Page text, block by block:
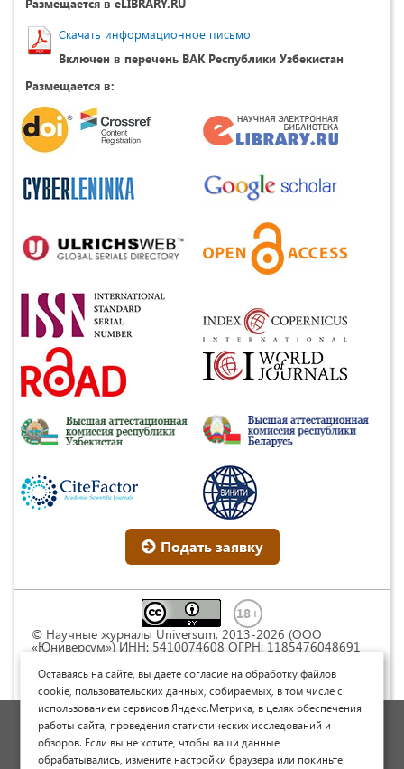
Скачать информационное письмо
Включен в перечень ВАК Республики Узбекистан
Размещается в:
Подать заявку
© Научные журналы Universum, 2013-2026 (ООО
«Юниверсум») ИНН: 5410074608 ОГРН: 1185476048691
Commons « Attribution» («Атрибуция») 4.0
Непортированная
Политика обработки персональных данных
Договор оферты
Оставаясь на сайте, вы даете согласие на обработку файлов
cookie, пользовательских данных, собираемых, в том числе с
использованием сервисов Яндекс.Метрика, в целях обеспечения
работы сайта, проведения статистических исследований и
обзоров. Если вы не хотите, чтобы ваши данные
обрабатывались, измените настройки браузера или покиньте